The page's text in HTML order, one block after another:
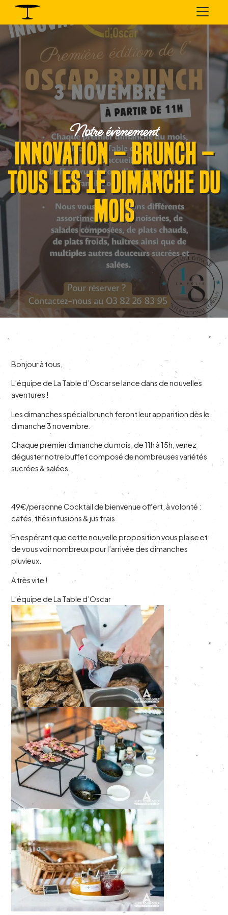
Notre évènement
INNOVATION – BRUNCH –
TOUS LES 1e DIMANCHE DU
MOIS
Bonjour à tous,
L’équipe de La Table d’Oscar se lance dans de nouvelles
aventures !
Les dimanches spécial brunch feront leur apparition dès le
dimanche 3 novembre.
Chaque premier dimanche du mois, de 11h à 15h, venez
déguster notre buffet composé de nombreuses variétés
sucrées & salées.
49€/personne Cocktail de bienvenue offert, à volonté :
cafés, thés infusions & jus frais
En espérant que cette nouvelle proposition vous plaise et
de vous voir nombreux pour l’arrivée des dimanches
pluvieux.
A très vite !
L’équipe de La Table d’Oscar